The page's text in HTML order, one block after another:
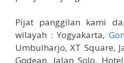
Pijat panggilan kami
wilayah : Yogyakarta,
Umbulharjo, XT Square,
Godean, Jalan Solo,